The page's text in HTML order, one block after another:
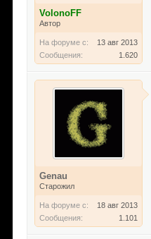
VolonoFF
Автор
На форуме с:
13 авг 2013
Сообщения:
1.620
Genau
Старожил
На форуме с:
18 авг 2013
Сообщения:
1.101